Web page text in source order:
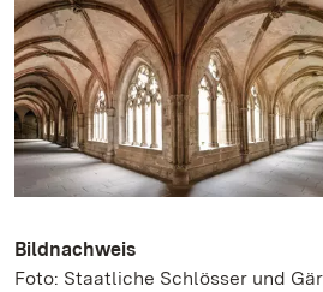
Bildnachweis
Foto: Staatliche Schlösser und